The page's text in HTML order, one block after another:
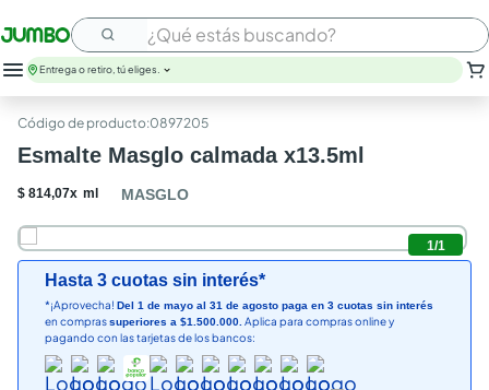
¿Qué estás buscando?
Entrega o retiro, tú eliges.
:0897205
Esmalte Masglo calmada x13.5ml
$ 814,07x ml MASGLO
1/1
Hasta 3 cuotas sin interés*
*¡Aprovecha! Del 1 de mayo al 31 de agosto paga en 3 cuotas sin interés
en comprassuperiores a $1.500.000. Aplica para compras online y
pagando con las tarjetas de los bancos: